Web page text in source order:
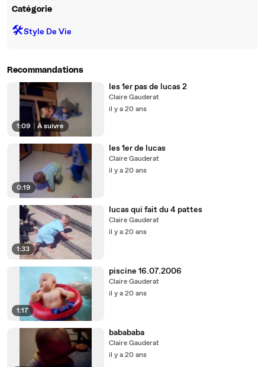
Catégorie
🛠️Style De Vie
Recommandations
1:09 À suivre
les 1er pas de lucas 2
Claire Gauderat
il y a 20 ans
0:19
les 1er de lucas
Claire Gauderat
il y a 20 ans
1:33
lucas qui fait du 4 pattes
Claire Gauderat
il y a 20 ans
1:17
piscine 16.07.2006
Claire Gauderat
il y a 20 ans
babababa
Claire Gauderat
il y a 20 ans